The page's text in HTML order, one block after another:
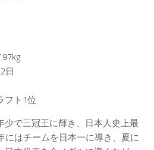
日
フト1位
少で三冠王に輝き、日本人史上最
にはチームを日本一に導き、夏に